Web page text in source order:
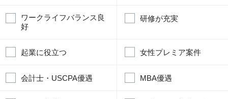
ワークライフバランス良
好
研修が充実
起業に役立つ 女性プレミア案件
会計士・USCPA優遇 MBA優遇